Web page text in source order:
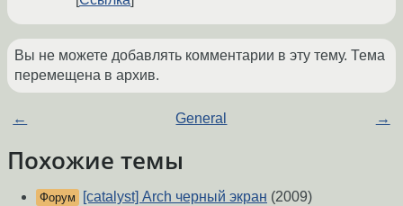
Вы не можете добавлять комментарии в эту тему. Тема
перемещена в архив.
← General →
Похожие темы
Форум [catalyst] Arch черный экран (2009)